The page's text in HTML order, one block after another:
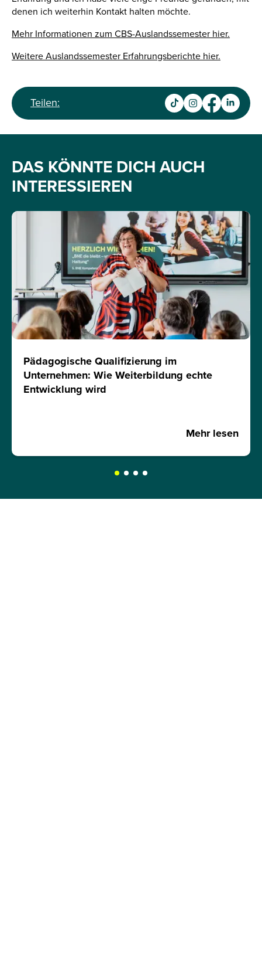
denen ich weiterhin Kontakt halten möchte.
Mehr Informationen zum CBS-Auslandssemester hier.
Weitere Auslandssemester Erfahrungsberichte hier.
Teilen:
DAS KÖNNTE DICH AUCH
INTERESSIEREN
Pädagogische Qualifizierung im
Unternehmen: Wie Weiterbildung echte
Entwicklung wird
Mehr lesen